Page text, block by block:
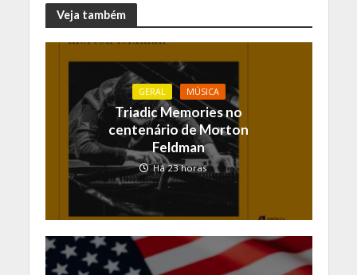
Veja também
GERAL MÚSICA
Triadic Memories no
centenário de Morton
Feldman
Há 23 horas